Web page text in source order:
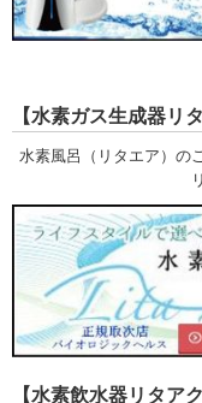
【水素ガス生成器リ
水素風呂（リタエア）の
【水素飲水器リタア